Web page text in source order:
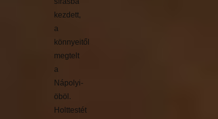
kezdett,
a
könnyeitől
megtelt
a
Nápolyi-
öböl.
Holttestét